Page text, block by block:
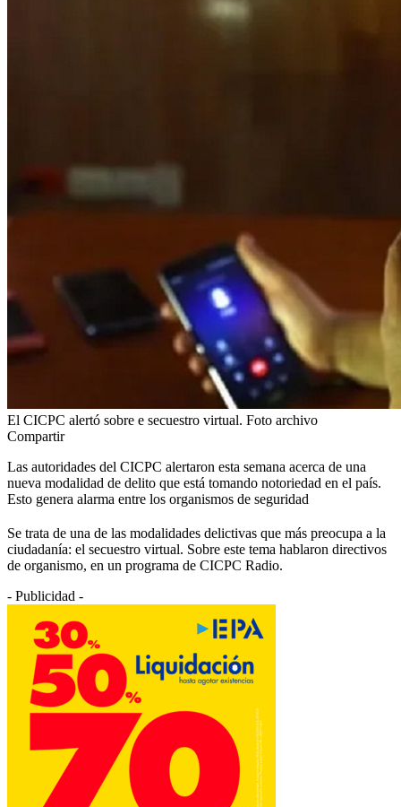
El CICPC alertó sobre e secuestro virtual. Foto archivo
Compartir
Las autoridades del CICPC alertaron esta semana acerca de una
nueva modalidad de delito que está tomando notoriedad en el país.
Esto genera alarma entre los organismos de seguridad
Se trata de una de las modalidades delictivas que más preocupa a la
ciudadanía: el secuestro virtual. Sobre este tema hablaron directivos
de organismo, en un programa de CICPC Radio.
- Publicidad -